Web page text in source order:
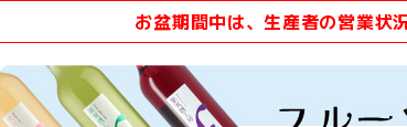
お盆期間中は、生産者の営業状